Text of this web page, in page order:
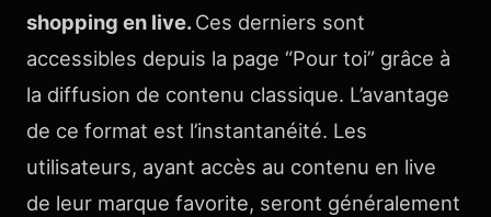
shopping en live.Ces derniers sont
accessibles depuis la page “Pour toi” grâce à
la diffusion de contenu classique. L’avantage
de ce format est l’instantanéité. Les
utilisateurs, ayant accès au contenu en live
de leur marque favorite, seront généralement